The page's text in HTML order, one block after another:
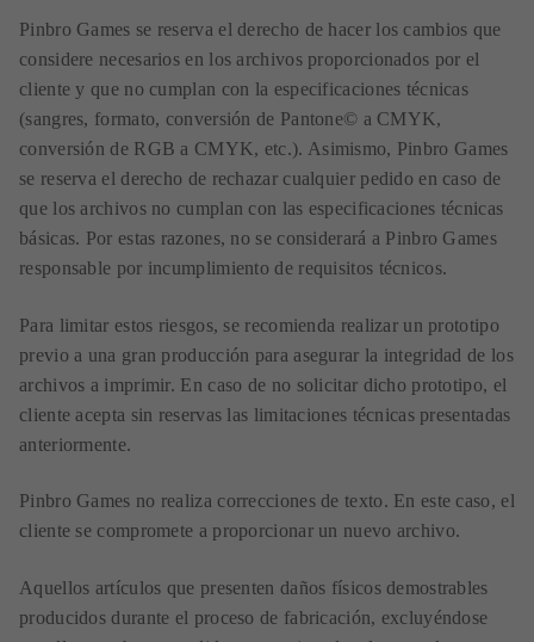
Pinbro Games se reserva el derecho de hacer los cambios que
considere necesarios en los archivos proporcionados por el
cliente y que no cumplan con la especificaciones técnicas
(sangres, formato, conversión de Pantone© a CMYK,
conversión de RGB a CMYK, etc.). Asimismo, Pinbro Games
se reserva el derecho de rechazar cualquier pedido en caso de
que los archivos no cumplan con las especificaciones técnicas
básicas. Por estas razones, no se considerará a Pinbro Games
responsable por incumplimiento de requisitos técnicos.
Para limitar estos riesgos, se recomienda realizar un prototipo
previo a una gran producción para asegurar la integridad de los
archivos a imprimir. En caso de no solicitar dicho prototipo, el
cliente acepta sin reservas las limitaciones técnicas presentadas
anteriormente.
Pinbro Games no realiza correcciones de texto. En este caso, el
cliente se compromete a proporcionar un nuevo archivo.
Aquellos artículos que presenten daños físicos demostrables
producidos durante el proceso de fabricación, excluyéndose